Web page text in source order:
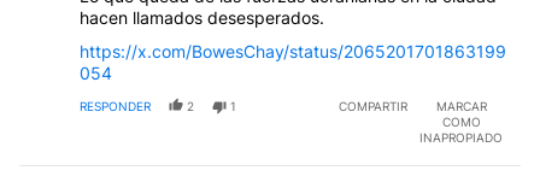
hacen llamados desesperados.
https://x.com/BowesChay/status/2065201701863199
054
RESPONDER 2 1 COMPARTIR
MARCAR
COMO
INAPROPIADO